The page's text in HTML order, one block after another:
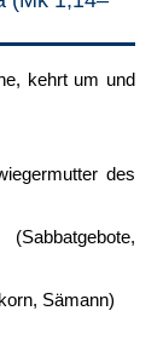
kehrt um und
des
Sämann)